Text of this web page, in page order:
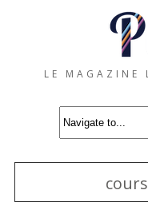
LE MAGAZINE